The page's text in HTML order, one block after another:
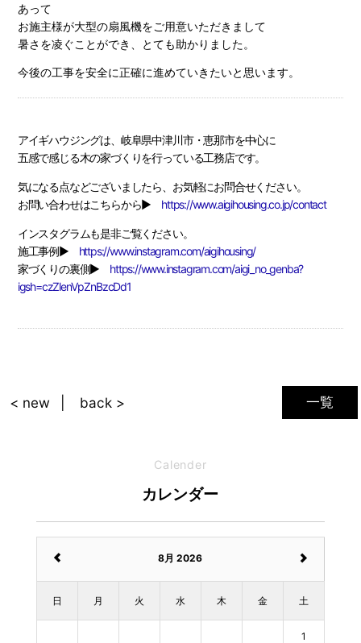
あって
お施主様が大型の扇風機をご用意いただきまして
暑さを凌ぐことができ、とても助かりました。
今後の工事を安全に正確に進めていきたいと思います。
アイギハウジングは、岐阜県中津川市・恵那市を中心に
五感で感じる木の家づくりを行っている工務店です。
気になる点などございましたら、お気軽にお問合せください。
お問い合わせはこちらから▶ https://www.aigihousing.co.jp/contact
インスタグラムも是非ご覧ください。
施工事例▶ https://www.instagram.com/aigihousing/
家づくりの裏側▶ https://www.instagram.com/aigi_no_genba?
igsh=czZlenVpZnBzcDd1
一覧
< new back >
Calender
カレンダー
8月 2026
日 月 火 水 木 金 土
1